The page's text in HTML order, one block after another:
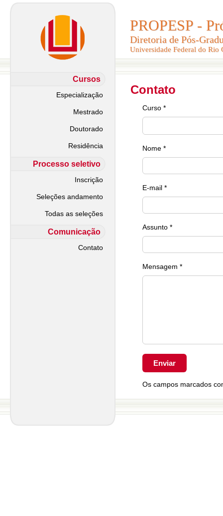
PROPESP -
Diretoria de Pós-
Universidade Federal do Rio
PROPESP -
Diretoria de Pós-
Universidade Federal do Rio
Cursos
Especialização
Mestrado
Doutorado
Residência
Processo seletivo
Inscrição
Seleções andamento
Todas as seleções
Comunicação
Contato
Contato
Curso *
Nome *
E-mail *
Assunto *
Mensagem *
Os campos marcados